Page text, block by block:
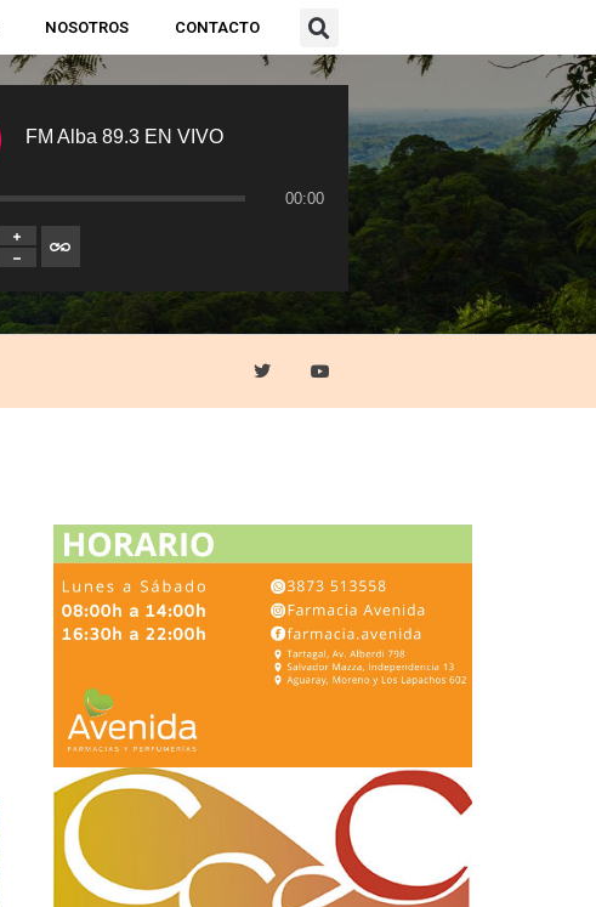
NOSOTROS CONTACTO
FM Alba 89.3 EN VIVO
00:00